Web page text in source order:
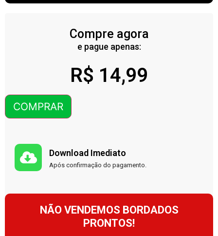
Compre agora
e pague apenas:
R$ 14,99
COMPRAR
Download Imediato
Após confirmação do pagamento.
NÃO VENDEMOS BORDADOS
PRONTOS!